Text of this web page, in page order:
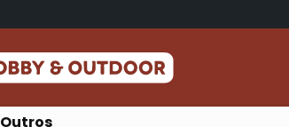
Outros